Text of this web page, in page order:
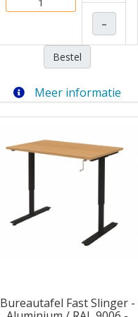
–
Bestel
Meer informatie
Bureautafel Fast Slinger -